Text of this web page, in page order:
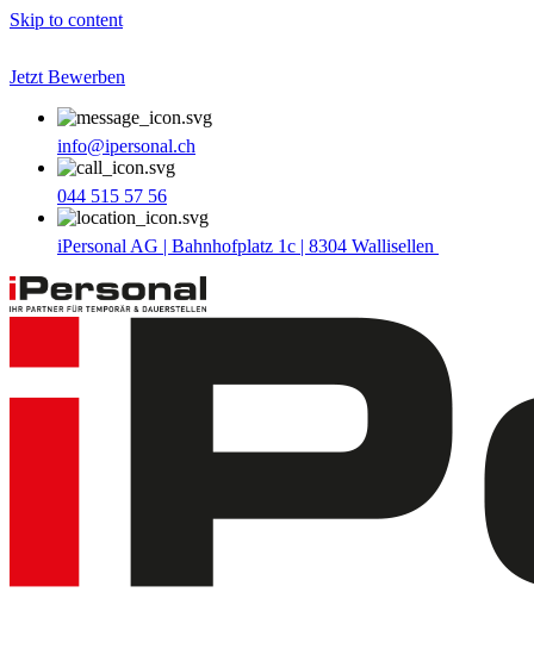
Skip to content
Jetzt Bewerben
info@ipersonal.ch
044 515 57 56
iPersonal AG | Bahnhofplatz 1c | 8304 Wallisellen